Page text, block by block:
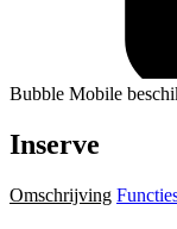
Bubble Mobile
Inserve
Omschrijving